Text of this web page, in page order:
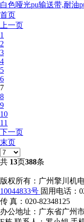
白色哑光pu输送带,耐油
首页
上一页
1
2
3
4
5
6
7
8
9
10
11
下一页
末页
共 13页388条
版权所有：广州擎川机
10044833号 固用电话：
传 真：020-82348125
办公地址：广东省广州